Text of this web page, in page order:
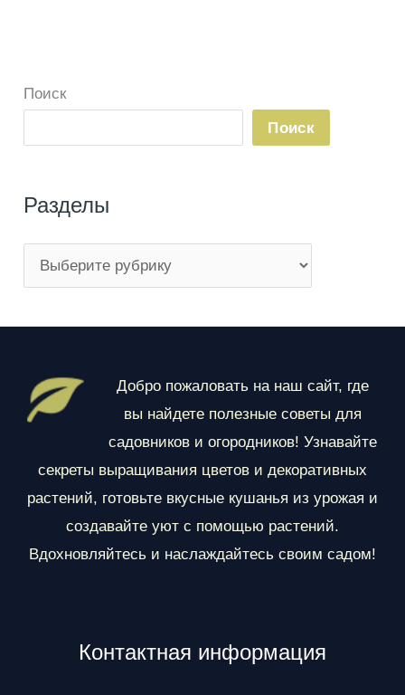
Поиск
Поиск
Разделы
а
л
Добро пожаловать на наш сайт, где
вы найдете полезные советы для
садовников и огородников! Узнавайте
секреты выращивания цветов и декоративных
растений, готовьте вкусные кушанья из урожая и
создавайте уют с помощью растений.
Вдохновляйтесь и наслаждайтесь своим садом!
Контактная информация